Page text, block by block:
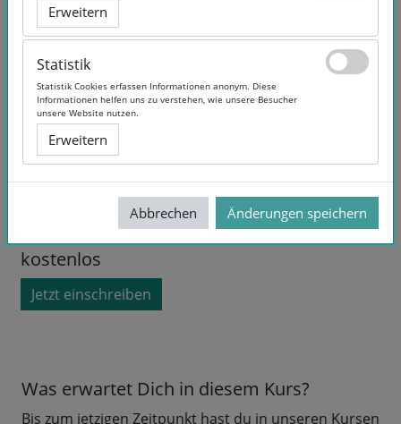
Selbstlernangebot
German
kostenlos
Jetzt einschreiben
Was erwartet Dich in diesem Kurs?
Bis zum jetzigen Zeitpunkt hast du in unseren Kursen
Erweitern
Statistik
Statistik Cookies erfassen Informationen anonym. Diese
Informationen helfen uns zu verstehen, wie unsere Besucher
unsere Website nutzen.
Erweitern
Abbrechen Änderungen speichern
Erweitern
Statistik
Statistik Cookies erfassen Informationen anonym. Diese
Informationen helfen uns zu verstehen, wie unsere Besucher
unsere Website nutzen.
Erweitern
Abbrechen Änderungen speichern